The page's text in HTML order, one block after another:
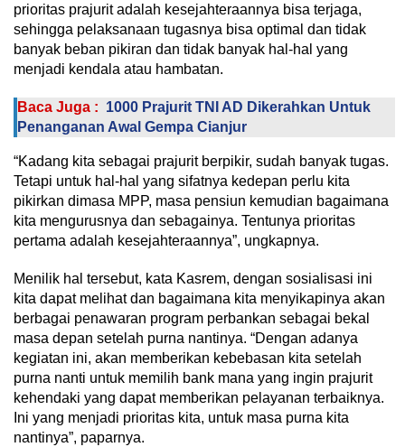
prioritas prajurit adalah kesejahteraannya bisa terjaga,
sehingga pelaksanaan tugasnya bisa optimal dan tidak
banyak beban pikiran dan tidak banyak hal-hal yang
menjadi kendala atau hambatan.
Baca Juga : 1000 Prajurit TNI AD Dikerahkan Untuk
Penanganan Awal Gempa Cianjur
“Kadang kita sebagai prajurit berpikir, sudah banyak tugas.
Tetapi untuk hal-hal yang sifatnya kedepan perlu kita
pikirkan dimasa MPP, masa pensiun kemudian bagaimana
kita mengurusnya dan sebagainya. Tentunya prioritas
pertama adalah kesejahteraannya”, ungkapnya.
Menilik hal tersebut, kata Kasrem, dengan sosialisasi ini
kita dapat melihat dan bagaimana kita menyikapinya akan
berbagai penawaran program perbankan sebagai bekal
masa depan setelah purna nantinya. “Dengan adanya
kegiatan ini, akan memberikan kebebasan kita setelah
purna nanti untuk memilih bank mana yang ingin prajurit
kehendaki yang dapat memberikan pelayanan terbaiknya.
Ini yang menjadi prioritas kita, untuk masa purna kita
nantinya”, paparnya.